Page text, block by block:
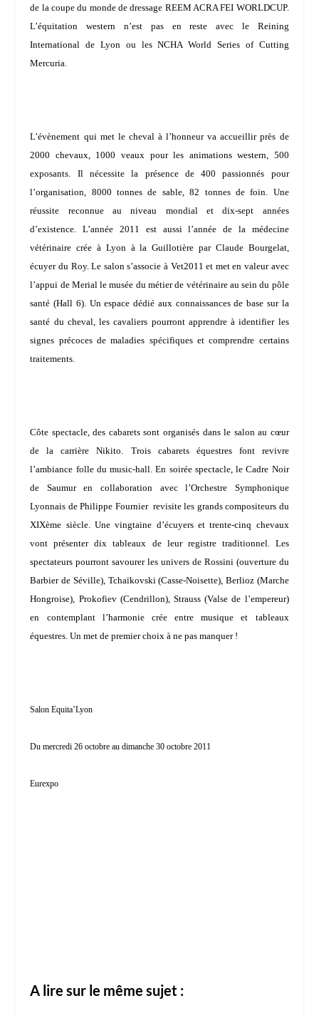
de la coupe du monde de dressage REEM ACRA FEI WORLDCUP.
L’équitation western n’est pas en reste avec le Reining
International de Lyon ou les NCHA World Series of Cutting
Mercuria.
L’évènement qui met le cheval à l’honneur va accueillir près de
2000 chevaux, 1000 veaux pour les animations western, 500
exposants. Il nécessite la présence de 400 passionnés pour
l’organisation, 8000 tonnes de sable, 82 tonnes de foin. Une
réussite reconnue au niveau mondial et dix-sept années
d’existence. L’année 2011 est aussi l’année de la médecine
vétérinaire crée à Lyon à la Guillotière par Claude Bourgelat,
écuyer du Roy. Le salon s’associe à Vet2011 et met en valeur avec
l’appui de Merial le musée du métier de vétérinaire au sein du pôle
santé (Hall 6). Un espace dédié aux connaissances de base sur la
santé du cheval, les cavaliers pourront apprendre à identifier les
signes précoces de maladies spécifiques et comprendre certains
traitements.
Côte spectacle, des cabarets sont organisés dans le salon au cœur
de la carrière Nikito. Trois cabarets équestres font revivre
l’ambiance folle du music-hall. En soirée spectacle, le Cadre Noir
de Saumur en collaboration avec l’Orchestre Symphonique
Lyonnais dePhilippe Fournier revisite les grands compositeurs du
XIXème siècle. Une vingtaine d’écuyers et trente-cinq chevaux
vont présenter dix tableaux de leur registre traditionnel. Les
spectateurs pourront savourer les univers de Rossini (ouverture du
Barbier de Séville), Tchaïkovski (Casse-Noisette), Berlioz (Marche
Hongroise), Prokofiev (Cendrillon), Strauss (Valse de l’empereur)
en contemplant l’harmonie crée entre musique et tableaux
équestres. Un met de premier choix à ne pas manquer !
Salon Equita’Lyon
Du mercredi 26 octobre au dimanche 30 octobre 2011
Eurexpo
A lire sur le même sujet :